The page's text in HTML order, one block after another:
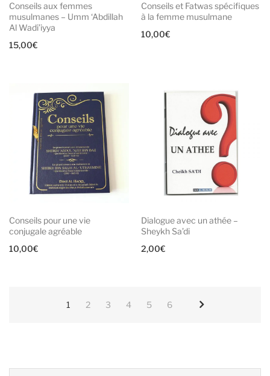
Conseils aux femmes
musulmanes – Umm ‘Abdillah
Al Wadi’iyya
15,00€
Conseils et Fatwas spécifiques
à la femme musulmane
10,00€
Conseils pour une vie
conjugale agréable
10,00€
Dialogue avec un athée –
Sheykh Sa’di
2,00€
1 2 3 4 5 6